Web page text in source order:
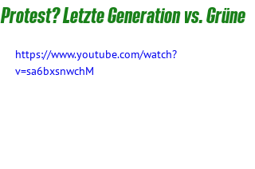
Protest? Letzte Generation vs. Grüne
https://www.youtube.com/watch?
v=sa6bxsnwchM